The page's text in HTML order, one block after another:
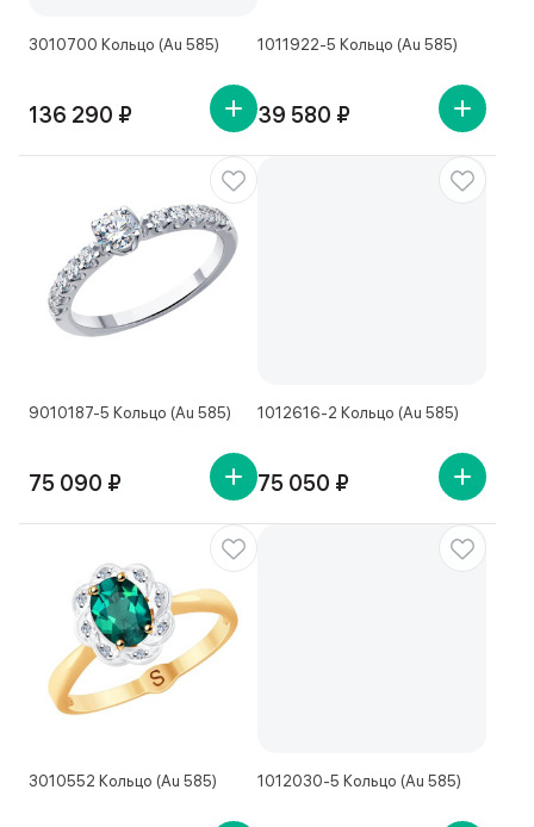
3010700 Кольцо (Au 585)
136 290 ₽
1011922-5 Кольцо (Au 585)
39 580 ₽
9010187-5 Кольцо (Au 585)
75 090 ₽
1012616-2 Кольцо (Au 585)
75 050 ₽
3010552 Кольцо (Au 585) 1012030-5 Кольцо (Au 585)